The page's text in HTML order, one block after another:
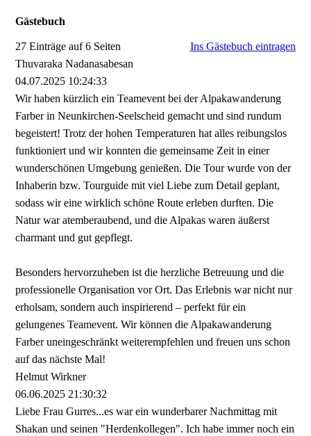
Gästebuch
27 Einträge auf 6 Seiten
Ins Gästebuch eintragen
Thuvaraka Nadanasabesan
04.07.2025 10:24:33
Wir haben kürzlich ein Teamevent bei der Alpakawanderung
Farber in Neunkirchen-Seelscheid gemacht und sind rundum
begeistert! Trotz der hohen Temperaturen hat alles reibungslos
funktioniert und wir konnten die gemeinsame Zeit in einer
wunderschönen Umgebung genießen. Die Tour wurde von der
Inhaberin bzw. Tourguide mit viel Liebe zum Detail geplant,
sodass wir eine wirklich schöne Route erleben durften. Die
Natur war atemberaubend, und die Alpakas waren äußerst
charmant und gut gepflegt.
Besonders hervorzuheben ist die herzliche Betreuung und die
professionelle Organisation vor Ort. Das Erlebnis war nicht nur
erholsam, sondern auch inspirierend – perfekt für ein
gelungenes Teamevent. Wir können die Alpakawanderung
Farber uneingeschränkt weiterempfehlen und freuen uns schon
auf das nächste Mal!
Helmut Wirkner
06.06.2025 21:30:32
Liebe Frau Gurres...es war ein wunderbarer Nachmittag mit
Shakan und seinen "Herdenkollegen".­ Ich habe immer noch ein